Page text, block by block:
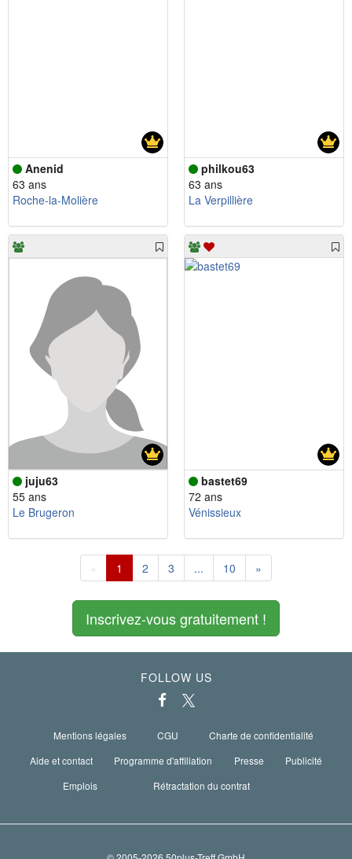
Anenid
63 ans
Roche-la-Molière
philkou63
63 ans
La Verpillière
juju63
55 ans
Le Brugeron
bastet69
72 ans
Vénissieux
« 1 2 3 ... 10 »
Inscrivez-vous gratuitement !
FOLLOW US
Mentions légales CGU
Charte de confidentialité
Aide et contact
Programme d'affiliation Presse
Publicité
Emplois
Rétractation du contrat